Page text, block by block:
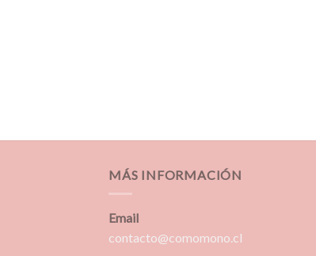
MÁS INFORMACIÓN
Email
contacto@comomono.cl